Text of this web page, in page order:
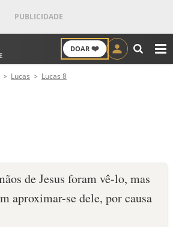
DOAR ❤️
Lucas Lucas 8
de Jesus foram vê-lo, mas
aproximar-se dele, por causa